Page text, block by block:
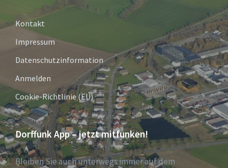
Kontakt
Impressum
Datenschutzinformation
Anmelden
Cookie-Richtlinie (EU)
Dorffunk App – jetzt mitfunken!
Bleiben Sie auch unterwegs immer auf dem